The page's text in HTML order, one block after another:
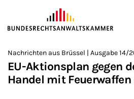
ZUM HAUPTINHALT SPRINGEN
Sie befinden sich hier:
>
Startseite
>
Newsroom
>
Newsletter
Nachrichten aus Brüssel | Ausgabe 14/
EU-Aktionsplan gegen
Handel mit Feuerwaffen